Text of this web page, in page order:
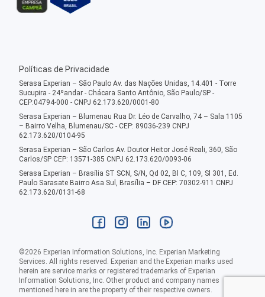
Políticas de Privacidade
Serasa Experian – São Paulo Av. das Nações Unidas, 14.401 - Torre
Sucupira - 24ºandar - Chácara Santo Antônio, São Paulo/SP -
CEP:04794-000 - CNPJ 62.173.620/0001-80
Serasa Experian – Blumenau Rua Dr. Léo de Carvalho, 74 – Sala 1105
– Bairro Velha, Blumenau/SC - CEP: 89036-239 CNPJ
62.173.620/0104-95
Serasa Experian – São Carlos Av. Doutor Heitor José Reali, 360, São
Carlos/SP CEP: 13571-385 CNPJ 62.173.620/0093-06
Serasa Experian – Brasília ST SCN, S/N, Qd 02, Bl C, 109, Sl 301, Ed.
Paulo Sarasate Bairro Asa Sul, Brasília – DF CEP: 70302-911 CNPJ
62.173.620/0131-68
©2026 Experian Information Solutions, Inc. Experian Marketing
Services. All rights reserved. Experian and the Experian marks used
herein are service marks or registered trademarks of Experian
Information Solutions, Inc. Other product and company names
mentioned here in are the property of their respective owners.